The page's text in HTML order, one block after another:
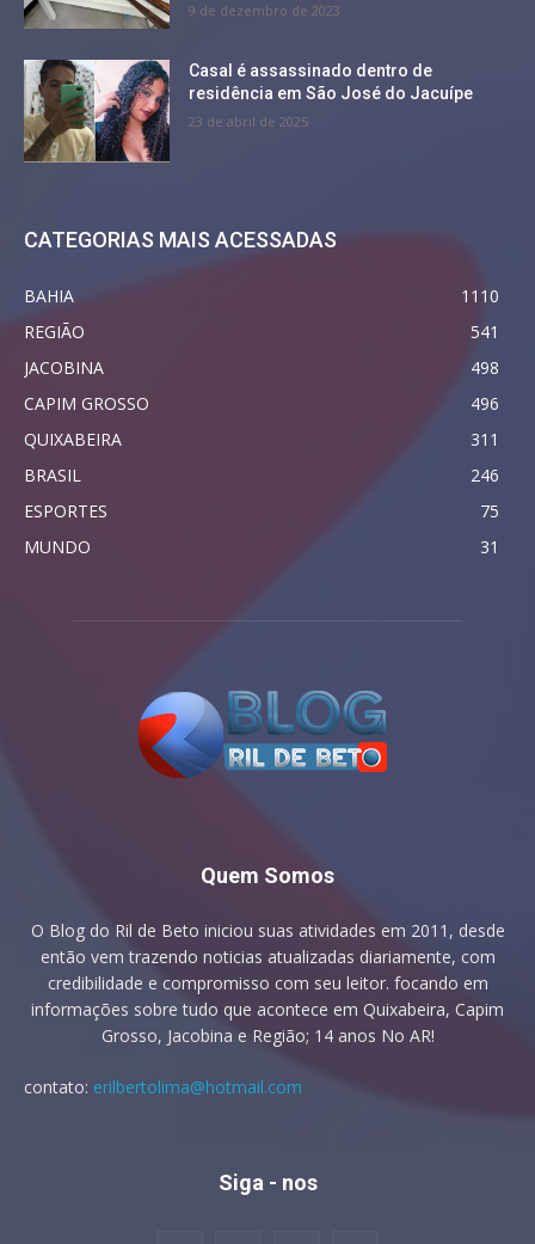
9 de dezembro de 2023
Casal é assassinado dentro de
residência em São José do Jacuípe
23 de abril de 2025
CATEGORIAS MAIS ACESSADAS
BAHIA
1110
REGIÃO
541
JACOBINA
498
CAPIM GROSSO
496
QUIXABEIRA
311
BRASIL
246
ESPORTES
75
MUNDO
31
Quem Somos
O Blog do Ril de Beto iniciou suas atividades em 2011, desde
então vem trazendo noticias atualizadas diariamente, com
credibilidade e compromisso com seu leitor. focando em
informações sobre tudo que acontece em Quixabeira, Capim
Grosso, Jacobina e Região; 14 anos No AR!
contato: erilbertolima@hotmail.com
Siga - nos